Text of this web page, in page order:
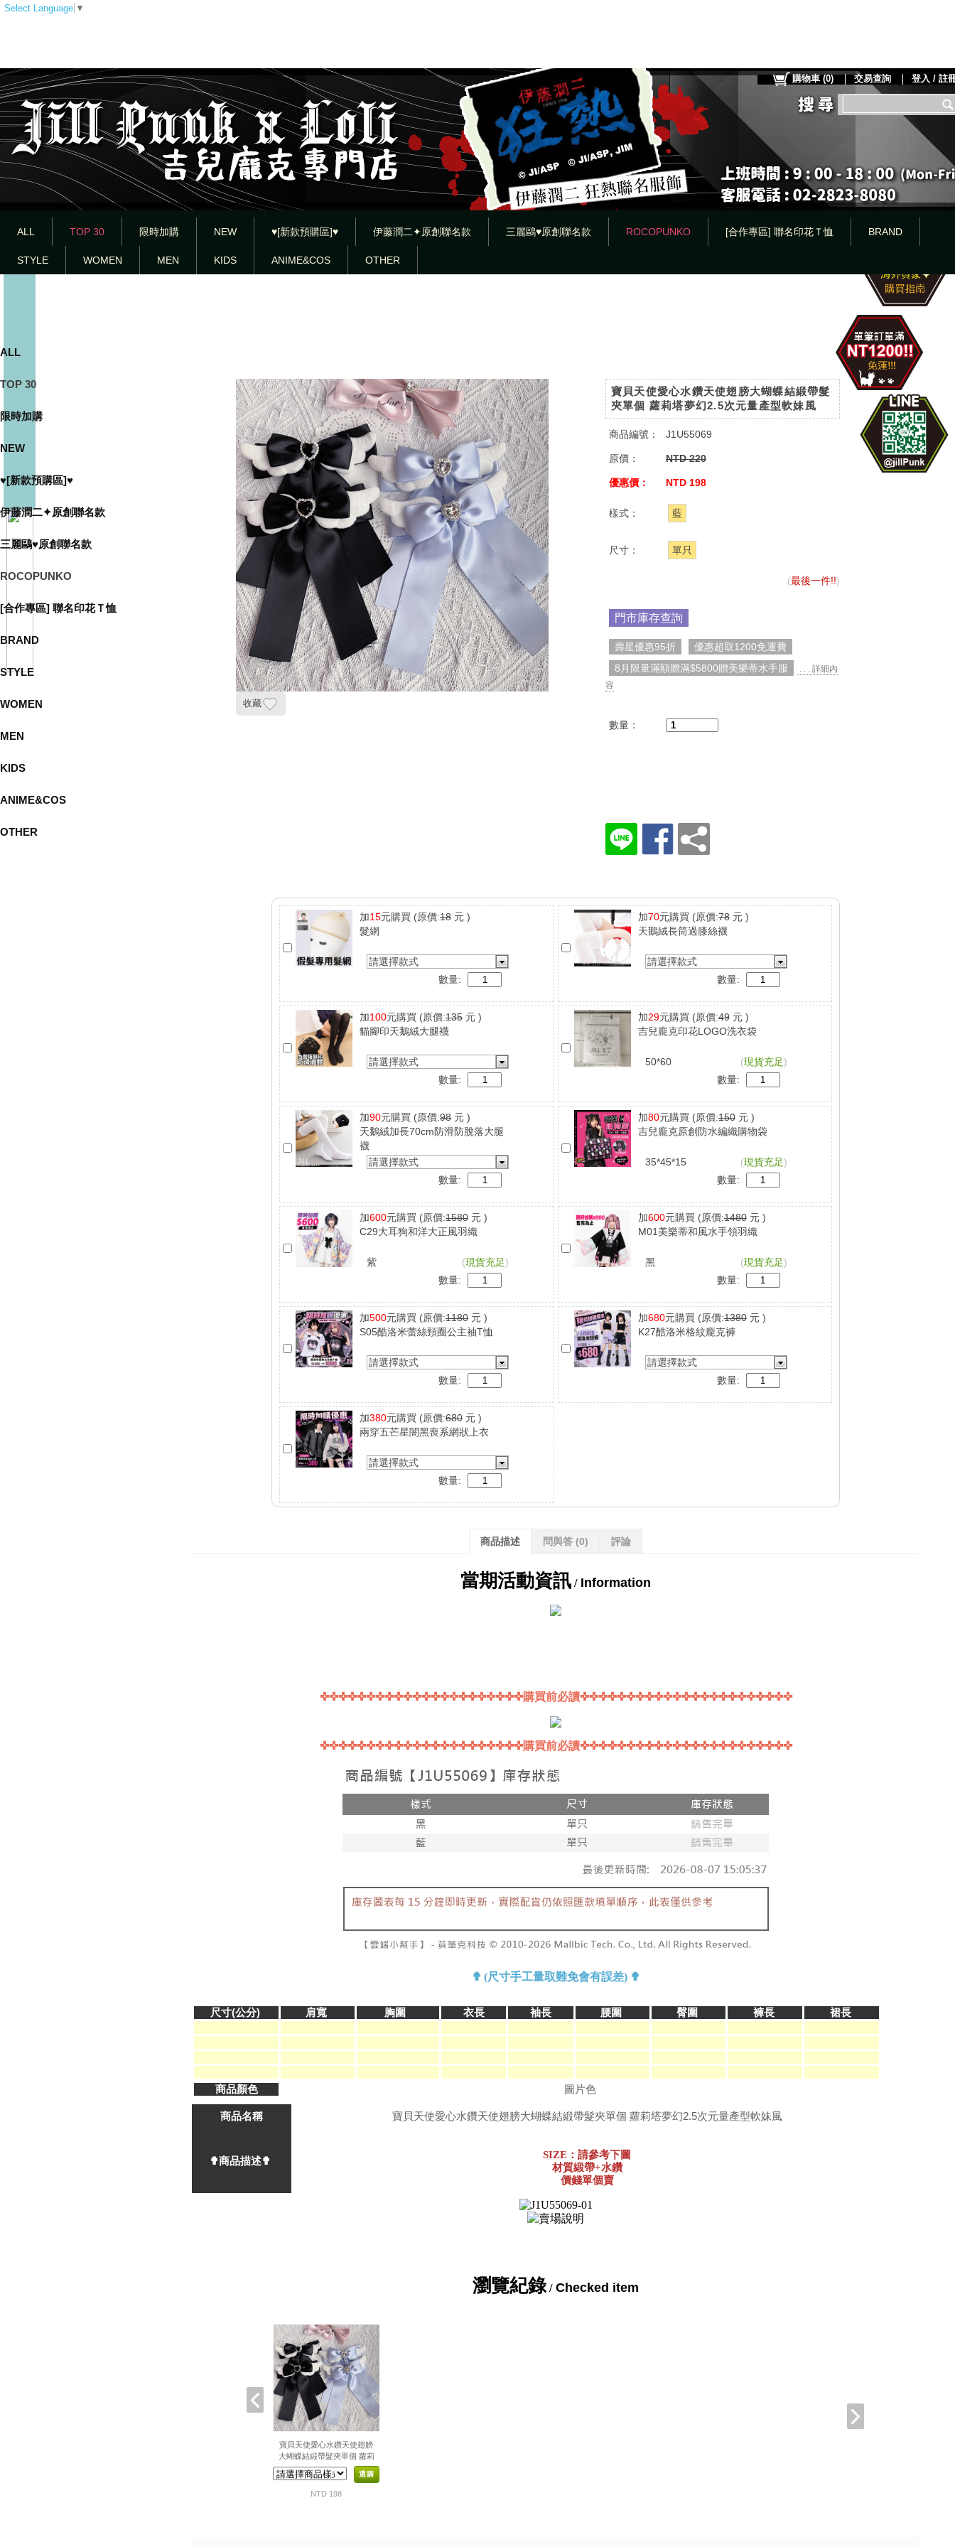
Select Language ▼
ALL TOP 30 限時加購 NEW ♥[新款預購區]♥ 伊藤潤二✦原創聯名款 三麗鷗♥原創聯名款 ROCOPUNKO [合作專區] 聯名印花Ｔ恤 BRAND
STYLE WOMEN MEN KIDS ANIME&COS OTHER
購物車 (0) 交易查詢 登入 / 註
ALL
TOP 30
限時加購
NEW
♥[新款預購區]♥
伊藤潤二✦原創聯名款
三麗鷗♥原創聯名款
ROCOPUNKO
[合作專區] 聯名印花Ｔ恤
BRAND
STYLE
WOMEN
MEN
KIDS
ANIME&COS
OTHER
收藏
寶貝天使愛心水鑽天使翅膀大蝴蝶結緞帶髮
夾單個 蘿莉塔夢幻2.5次元量產型軟妹風
商品編號： J1U55069
原價： NTD 220
優惠價： NTD 198
樣式： 藍
尺寸： 單只
(最後一件!!)
門市庫存查詢
壽星優惠95折
優惠超取1200免運費
8月限量滿額贈滿$5800贈美樂蒂水手服
. . . 詳細內
容
數量：
加15元購買 (原價:18 元 )
髮網
請選擇款式
數量:
加70元購買 (原價:78元 )
天鵝絨長筒過膝絲襪
請選擇款式
數量:
加100元購買 (原價:135 元 )
貓腳印天鵝絨大腿襪
請選擇款式
數量:
加29元購買 (原價:49元 )
吉兒龐克印花LOGO洗衣袋
50*60 (現貨充足)
數量:
加90元購買 (原價:98 元 )
天鵝絨加長70cm防滑防脫落大腿
襪
請選擇款式
數量:
加80元購買 (原價:150元 )
吉兒龐克原創防水編織購物袋
35*45*15 (現貨充足)
數量:
加600元購買 (原價:1580 元 )
C29大耳狗和洋大正風羽織
紫 (現貨充足)
數量:
加600元購買 (原價:1480元 )
M01美樂蒂和風水手領羽織
黑 (現貨充足)
數量:
加500元購買 (原價:1180 元 )
S05酷洛米蕾絲頸圈公主袖T恤
請選擇款式
數量:
加680元購買 (原價:1380元 )
K27酷洛米格紋龐克褲
請選擇款式
數量:
加380元購買 (原價:680 元 )
兩穿五芒星闇黑喪系網狀上衣
請選擇款式
數量:
商品描述 問與答 (0) 評論